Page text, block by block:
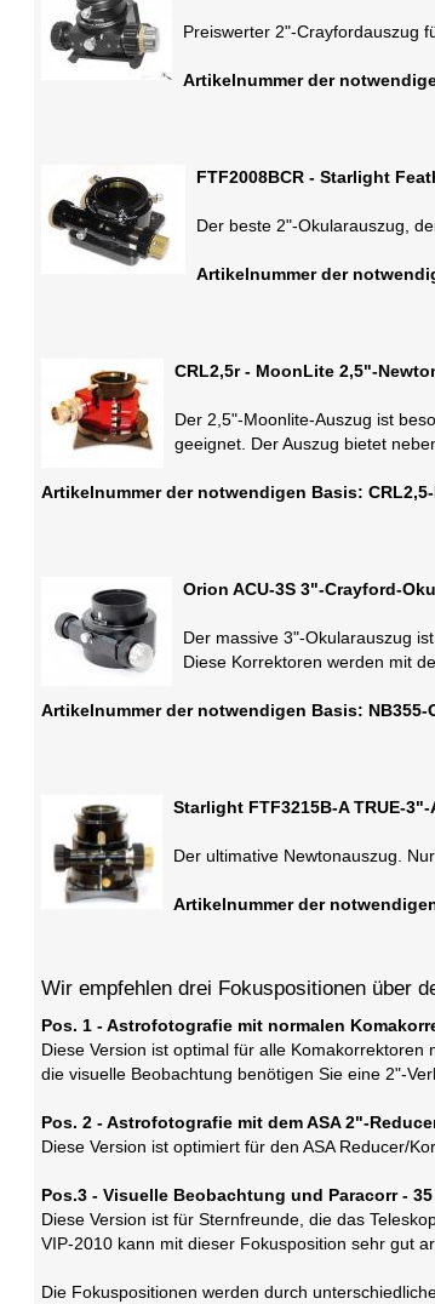
Preiswerter 2"-Crayfordauszug
Artikelnummer der
FTF2008BCR - Starlight
Der beste 2"-Okularauszug,
Artikelnummer der
CRL2,5r - MoonLite 2,5"-
Der 2,5"-Moonlite-Auszug ist
geeignet. Der Auszug bietet
Artikelnummer der notwendigen Basis:
Orion ACU-3S 3"-Crayford-
Der massive 3"-Okularauszug
Diese Korrektoren werden mit
Artikelnummer der notwendigen Basis: NB355-
Starlight FTF3215B-A TRUE-
Der ultimative Newtonauszug.
Artikelnummer der
Wir empfehlen drei Fokuspositionen über
Pos. 1 - Astrofotografie mit normalen
Diese Version ist optimal für alle
die visuelle Beobachtung benötigen Sie eine 2"-
Pos. 2 - Astrofotografie mit dem ASA 2"-
Diese Version ist optimiert für den ASA Reducer/
Pos.3 - Visuelle Beobachtung und Paracorr -
Diese Version ist für Sternfreunde, die das
VIP-2010 kann mit dieser Fokusposition sehr gut
Die Fokuspositionen werden durch